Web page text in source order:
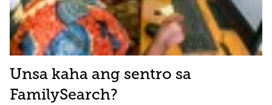
Unsa kaha ang sentro sa
FamilySearch?